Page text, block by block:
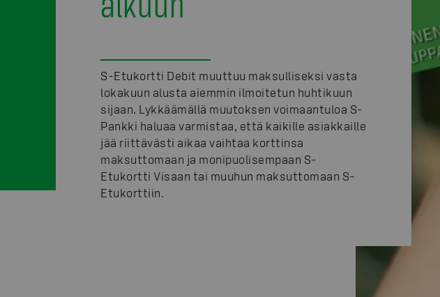
S-Etukortti Debit muuttuu maksulliseksi vasta
lokakuun alusta aiemmin ilmoitetun huhtikuun
sijaan. Lykkäämällä muutoksen voimaantuloa S-
Pankki haluaa varmistaa, että kaikille asiakkaille
jää riittävästi aikaa vaihtaa korttinsa
maksuttomaan ja monipuolisempaan S-
Etukortti Visaan tai muuhun maksuttomaan S-
Etukorttiin.